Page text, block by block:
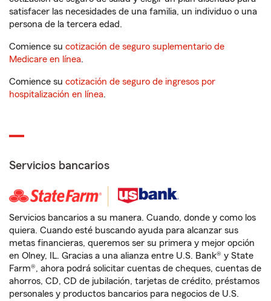
satisfacer las necesidades de una familia, un individuo o una
persona de la tercera edad.
Comience su cotización de seguro suplementario de
Medicare en línea.
Comience su cotización de seguro de ingresos por
hospitalización en línea.
Servicios bancarios
Servicios bancarios a su manera. Cuando, donde y como los
quiera. Cuando esté buscando ayuda para alcanzar sus
metas financieras, queremos ser su primera y mejor opción
en Olney, IL. Gracias a una alianza entre U.S. Bank® y State
Farm®, ahora podrá solicitar cuentas de cheques, cuentas de
ahorros, CD, CD de jubilación, tarjetas de crédito, préstamos
personales y productos bancarios para negocios de U.S.